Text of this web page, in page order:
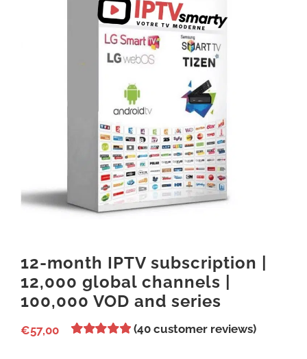
12-month IPTV subscription |
12,000 global channels |
100,000 VOD and series
€57,00 (40customer reviews)